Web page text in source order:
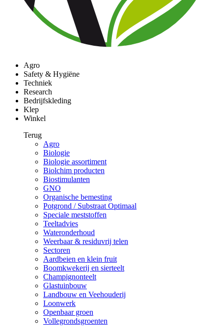
Agro
Safety & Hygiëne
Techniek
Research
Bedrijfskleding
Klep
Winkel
Terug
Agro
Biologie
Biologie assortiment
Biolchim producten
Biostimulanten
GNO
Organische bemesting
Potgrond / Substraat Optimaal
Speciale meststoffen
Teeltadvies
Wateronderhoud
Weerbaar & residuvrij telen
Sectoren
Aardbeien en klein fruit
Boomkwekerij en sierteelt
Champignonteelt
Glastuinbouw
Landbouw en Veehouderij
Loonwerk
Openbaar groen
Vollegrondsgroenten